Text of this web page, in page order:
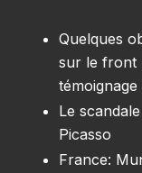
Quelques
sur le front
témoignage
Le
Picasso
France: